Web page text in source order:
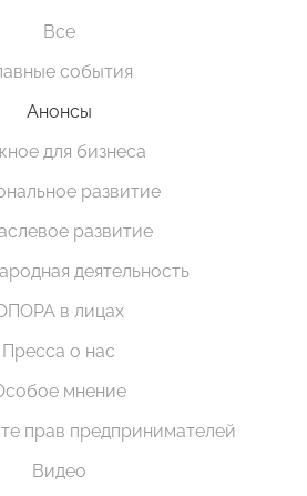
Все
события
Анонсы
для бизнеса
развитие
развитие
деятельность
в лицах
Пресса о нас
мнение
прав предпринимателей
Видео